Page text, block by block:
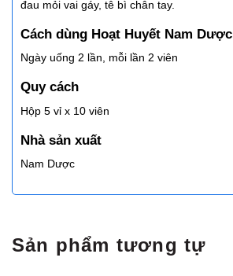
đau mỏi vai gáy, tê bì chân tay.
Cách dùng Hoạt Huyết Nam Dược
Ngày uống 2 lần, mỗi lần 2 viên
Quy cách
Hộp 5 vỉ x 10 viên
Nhà sản xuất
Nam Dược
Sản phẩm tương tự